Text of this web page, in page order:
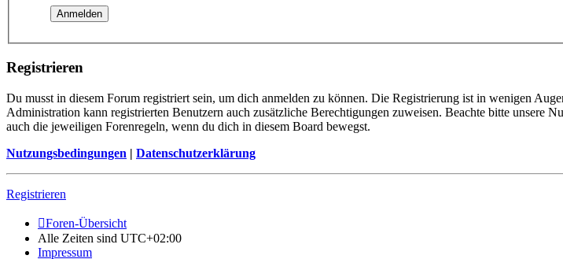
Registrieren
Du musst in diesem Forum registriert sein, um dich anmelden zu können. Die Registrierung ist in wenigen
Administration kann registrierten Benutzern auch zusätzliche Berechtigungen zuweisen. Beachte bitte unsere
auch die jeweiligen Forenregeln, wenn du dich in diesem Board bewegst.
Nutzungsbedingungen | Datenschutzerklärung
Registrieren
Foren-Übersicht
Alle Zeiten sind UTC+02:00
Impressum